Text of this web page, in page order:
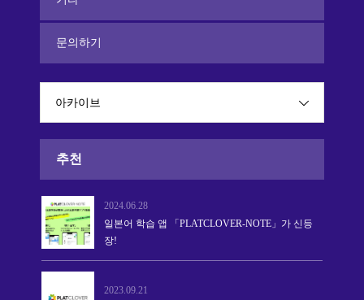
문의하기
아카이브
추천
2024.06.28
일본어 학습 앱 「PLATCLOVER-NOTE」가 신등
장!
2023.09.21